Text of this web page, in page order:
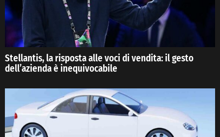
Stellantis, la risposta alle voci di vendita: il gesto
dell’azienda è inequivocabile